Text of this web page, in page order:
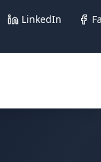
LinkedIn